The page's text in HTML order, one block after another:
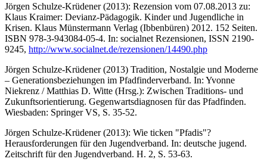
Jörgen Schulze-Krüdener (2013): Rezension vom 07.08.2013 zu:
Klaus Kraimer: Devianz-Pädagogik. Kinder und Jugendliche in
Krisen. Klaus Münstermann Verlag (Ibbenbüren) 2012. 152 Seiten.
ISBN 978-3-943084-05-4. In: socialnet Rezensionen, ISSN 2190-
9245, http://www.socialnet.de/rezensionen/14490.php
Jörgen Schulze-Krüdener (2013) Tradition, Nostalgie und Moderne
– Generationsbeziehungen im Pfadfinderverband. In: Yvonne
Niekrenz / Matthias D. Witte (Hrsg.): Zwischen Traditions- und
Zukunftsorientierung. Gegenwartsdiagnosen für das Pfadfinden.
Wiesbaden: Springer VS, S. 35-52.
Jörgen Schulze-Krüdener (2013): Wie ticken "Pfadis"?
Herausforderungen für den Jugendverband. In: deutsche jugend.
Zeitschrift für den Jugendverband. H. 2, S. 53-63.